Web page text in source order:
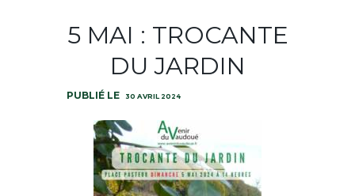
5 MAI : TROCANTE
DU JARDIN
30 AVRIL 2024